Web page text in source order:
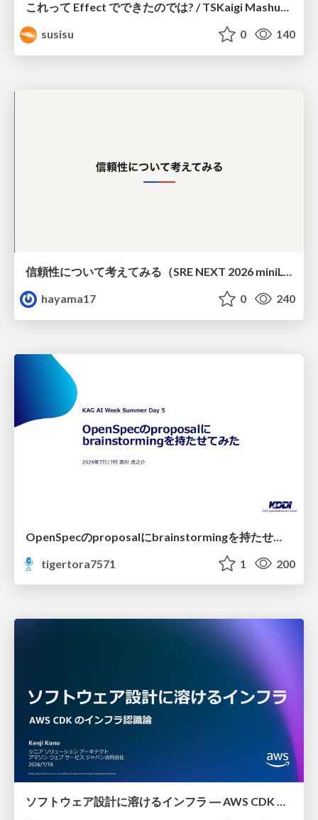
susisu
0 140
信頼性について考えてみる（SRE NEXT 2026 miniLT）
hayama17
0 240
tigertora7571
1 200
ソフトウェア設計に溶けるインフラ ― AWS CDK のインフラ認識論